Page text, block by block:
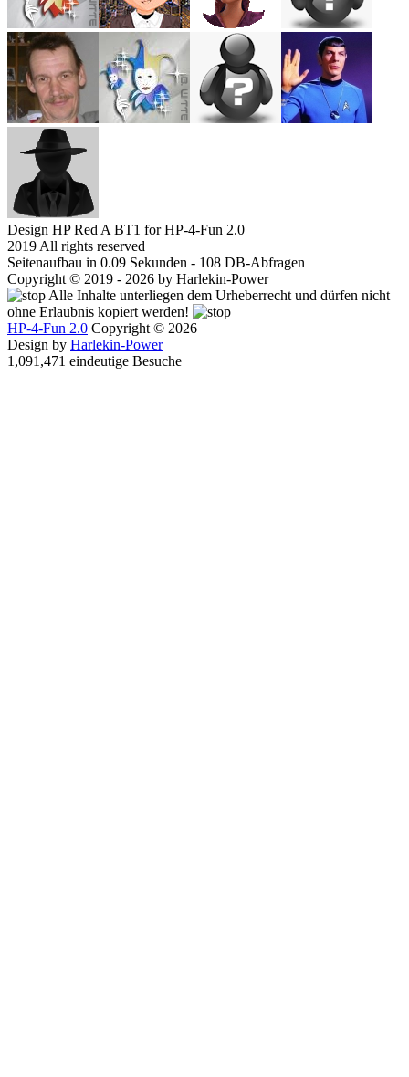
Design HP Red A BT1 for HP-4-Fun 2.0
2019 All rights reserved
Seitenaufbau in 0.09 Sekunden - 108 DB-Abfragen
Copyright © 2019 - 2026 by Harlekin-Power
Alle Inhalte unterliegen dem Urheberrecht und dürfen nicht
ohne Erlaubnis kopiert werden!
HP-4-Fun 2.0 Copyright © 2026
Design by Harlekin-Power
1,091,471 eindeutige Besuche